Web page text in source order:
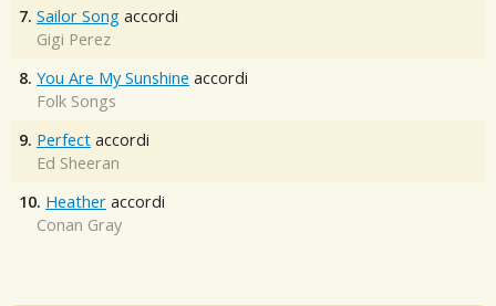
7. Sailor Song accordi
Gigi Perez
8. You Are My Sunshine accordi
Folk Songs
9. Perfect accordi
Ed Sheeran
10. Heather accordi
Conan Gray